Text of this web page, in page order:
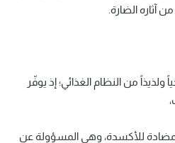
آثاره الضارة.
من النظام الغذائي؛ إذ يوفّر
للأكسدة، وهي المسؤولة عن